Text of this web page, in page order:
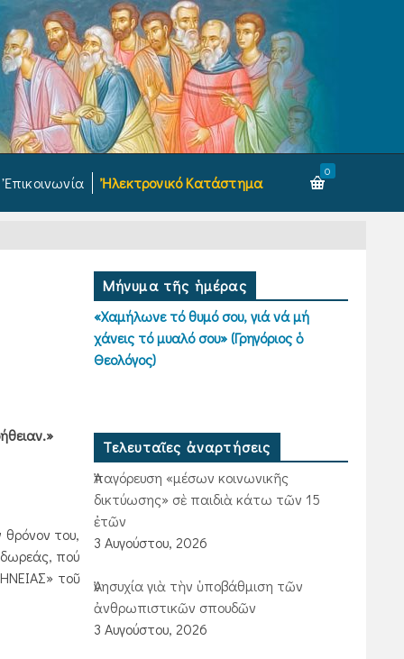
Ἐπικοινωνία Ἠλεκτρονικό Κατάστημα
0
θρόνον του,
δωρεάς, πού
τοῦ
Μήνυμα τῆς ἡμέρας
«Χαμήλωνε τό θυμό σου, γιά νά μή
χάνεις τό μυαλό σου» (Γρηγόριος ὁ
Θεολόγος)
Τελευταῖες ἀναρτήσεις
Ἀπαγόρευση «μέσων κοινωνικῆς
δικτύωσης» σὲ παιδιὰ κάτω τῶν 15
ἐτῶν
3 Αυγούστου, 2026
Ἀνησυχία γιὰ τὴν ὑποβάθμιση τῶν
ἀνθρωπιστικῶν σπουδῶν
3 Αυγούστου, 2026